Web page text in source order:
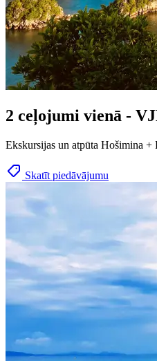
2 ceļojumi vienā -
Ekskursijas un atpūta Hošimina +
Skatīt piedāvājumu